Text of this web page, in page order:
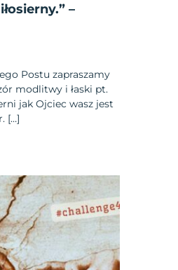
–
Postu zapraszamy
modlitwy i łaski pt.
jak Ojciec wasz jest
[…]